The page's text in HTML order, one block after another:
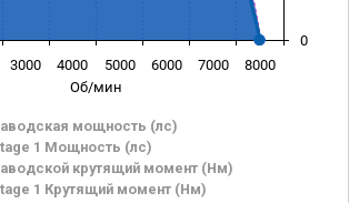
Об/мин
мощность (лс)
1 Мощность (лс)
крутящий момент (Нм)
1 Крутящий момент (Нм)
3000 4000 5000 6000 7000 8000
0